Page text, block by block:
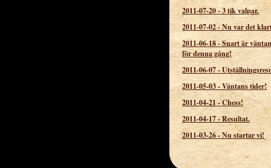
2011-07-20-3 tik valpar.
2011-07-02-Nu var det
2011-06-18-Snart är
för denna gång!
2011-06-07-
2011-05-03-Väntans tider!
2011-04-21-Chess!
2011-04-17-Resultat.
2011-03-26-Nu startar vi!